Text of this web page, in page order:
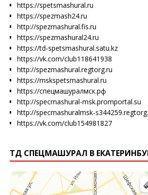
https://spetsmashural.ru
https://spezmash24.ru
http://spezmashural.fis.ru
https://spezmashural24.ru
https://td-spetsmashural.satu.kz
https://vk.com/club118641938
http://spezmashural.regtorg.ru
https://mskspetsmashural.ru
https://спецмашуралмск.рф
http://specmashural-msk.promportal.su
http://specmashuralmsk-
https://vk.com/club154981827
ТД СПЕЦМАШУРАЛ В